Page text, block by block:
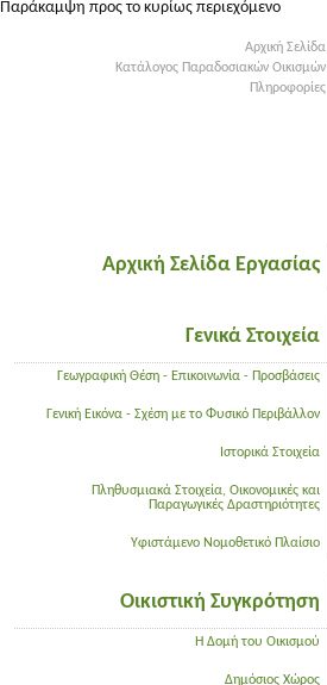
Παράκαμψη προς το κυρίως περιεχόμενο
Αρχική Σελίδα
Κατάλογος Παραδοσιακών Οικισμών
Πληροφορίες
Αρχική Σελίδα Εργασίας
Γενικά Στοιχεία
Γεωγραφική Θέση - Επικοινωνία - Προσβάσεις
Γενική Εικόνα - Σχέση με το Φυσικό Περιβάλλον
Ιστορικά Στοιχεία
Πληθυσμιακά Στοιχεία, Οικονομικές και
Παραγωγικές Δραστηριότητες
Υφιστάμενο Νομοθετικό Πλαίσιο
Οικιστική Συγκρότηση
Η Δομή του Οικισμού
Δημόσιος Χώρος